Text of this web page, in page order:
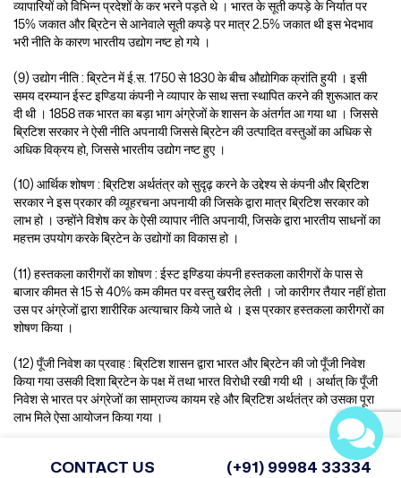
व्यापारियों को विभिन्न प्रदेशों के कर भरने पड़ते थे । भारत के सूती कपड़े के निर्यात पर
15% जकात और ब्रिटेन से आनेवाले सूती कपड़े पर मात्र 2.5% जकात थी इस भेदभाव
भरी नीति के कारण भारतीय उद्योग नष्ट हो गये ।
(9) उद्योग नीति : ब्रिटेन में ई.स. 1750 से 1830 के बीच औद्योगिक क्रांति हुयी । इसी
समय दरम्यान ईस्ट इण्डिया कंपनी ने व्यापार के साथ सत्ता स्थापित करने की शुरूआत कर
दी थी । 1858 तक भारत का बड़ा भाग अंग्रेजों के शासन के अंतर्गत आ गया था । जिससे
ब्रिटिश सरकार ने ऐसी नीति अपनायी जिससे ब्रिटेन की उत्पादित वस्तुओं का अधिक से
अधिक विक्रय हो, जिससे भारतीय उद्योग नष्ट हुए ।
(10) आर्थिक शोषण : ब्रिटिश अर्थतंत्र को सुदृढ़ करने के उद्देश्य से कंपनी और ब्रिटिश
सरकार ने इस प्रकार की व्यूहरचना अपनायी की जिसके द्वारा मात्र ब्रिटिश सरकार को
लाभ हो । उन्होंने विशेष कर के ऐसी व्यापार नीति अपनायी, जिसके द्वारा भारतीय साधनों का
महत्तम उपयोग करके ब्रिटेन के उद्योगों का विकास हो ।
(11) हस्तकला कारीगरों का शोषण : ईस्ट इण्डिया कंपनी हस्तकला कारीगरों के पास से
बाजार कीमत से 15 से 40% कम कीमत पर वस्तु खरीद लेती । जो कारीगर तैयार नहीं होता
उस पर अंग्रेजों द्वारा शारीरिक अत्याचार किये जाते थे । इस प्रकार हस्तकला कारीगरों का
शोषण किया ।
(12) पूँजी निवेश का प्रवाह : ब्रिटिश शासन द्वारा भारत और ब्रिटेन की जो पूँजी निवेश
किया गया उसकी दिशा ब्रिटेन के पक्ष में तथा भारत विरोधी रखी गयी थी । अर्थात् कि पूँजी
निवेश से भारत पर अंग्रेजों का साम्राज्य कायम रहे और ब्रिटिश अर्थतंत्र को उसका पूरा
लाभ मिले ऐसा आयोजन किया गया ।
(13) विविध भरण का भार : भारत को ब्रिटिश सरकार को प्रशासन का चार्ज भरना पड़ता था
जिसे ‘होमचार्जिस’ अर्थात् भरण के नाम से जानते है । भारत को अनेक ब्रिटिशों को कितना
CONTACT US (+91) 99984 33334